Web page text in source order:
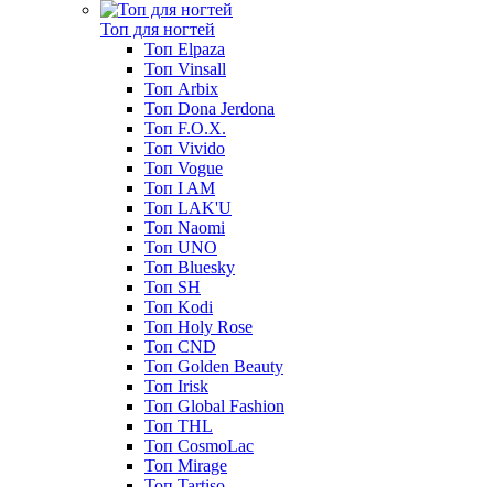
Топ для ногтей
Топ Elpaza
Топ Vinsall
Топ Arbix
Топ Dona Jerdona
Топ F.O.X.
Топ Vivido
Топ Vogue
Топ I AM
Топ LAK'U
Топ Naomi
Топ UNO
Топ Bluesky
Топ SH
Топ Kodi
Топ Holy Rose
Топ CND
Топ Golden Beauty
Топ Irisk
Топ Global Fashion
Топ THL
Топ CosmoLac
Топ Mirage